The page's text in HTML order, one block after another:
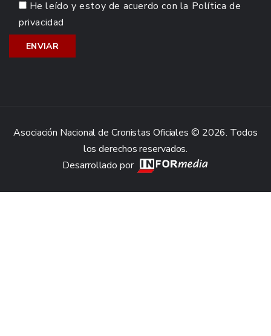
He leído y estoy de acuerdo con la Política de
privacidad
Asociación Nacional de Cronistas Oficiales © 2026. Todos
los derechos reservados.
Desarrollado por